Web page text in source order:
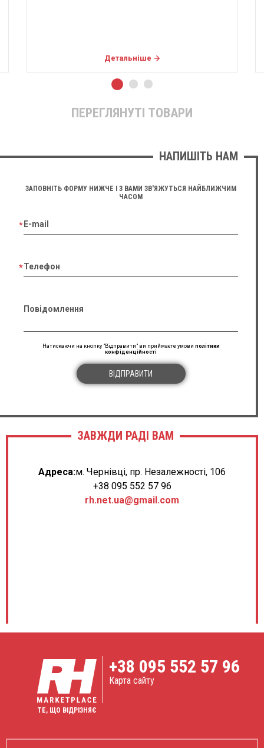
Детальніше
ПЕРЕГЛЯНУТІ ТОВАРИ
НАПИШІТЬ НАМ
ЗАПОВНІТЬ ФОРМУ НИЖЧЕ І З ВАМИ ЗВ'ЯЖУТЬСЯ НАЙБЛИЖЧИМ
ЧАСОМ
E-mail
Телефон
Повідомлення
Натискаючи на кнопку "Відправити" ви приймаєте умови політики
конфіденційності
ВІДПРАВИТИ
ЗАВЖДИ РАДІ ВАМ
Адреса:м. Чернівці, пр. Незалежності, 106
+38 095 552 57 96
rh.net.ua@gmail.com
ТЕ, ЩО ВІДРІЗНЯЄ
+38 095 552 57 96
Карта сайту